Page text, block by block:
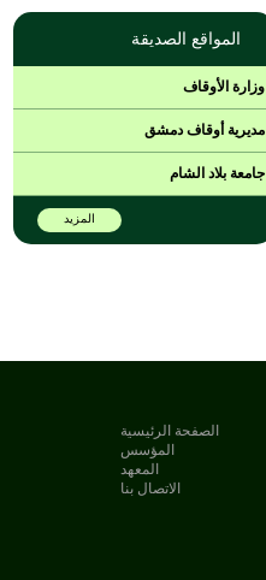
المواقع الصديقة
وزارة الأوقاف
مديرية أوقاف دمشق
جامعة بلاد الشام
المزيد
الصفحة الرئيسية
المؤسس
المعهد
الاتصال بنا